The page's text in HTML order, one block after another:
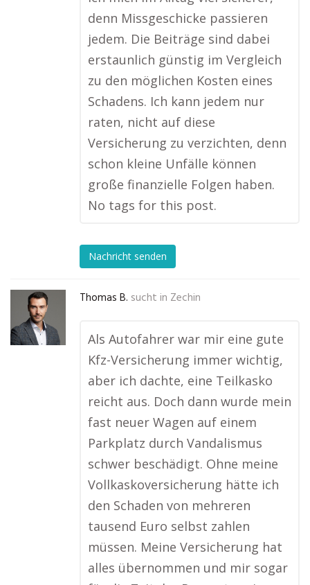
denn Missgeschicke passieren
jedem. Die Beiträge sind dabei
erstaunlich günstig im Vergleich
zu den möglichen Kosten eines
Schadens. Ich kann jedem nur
raten, nicht auf diese
Versicherung zu verzichten, denn
schon kleine Unfälle können
große finanzielle Folgen haben.
No tags for this post.
Nachricht senden
Thomas B. sucht in Zechin
Als Autofahrer war mir eine gute
Kfz-Versicherung immer wichtig,
aber ich dachte, eine Teilkasko
reicht aus. Doch dann wurde mein
fast neuer Wagen auf einem
Parkplatz durch Vandalismus
schwer beschädigt. Ohne meine
Vollkaskoversicherung hätte ich
den Schaden von mehreren
tausend Euro selbst zahlen
müssen. Meine Versicherung hat
alles übernommen und mir sogar